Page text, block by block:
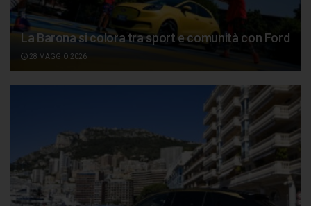
La Barona si colora tra sport e comunità con Ford
28 MAGGIO 2026